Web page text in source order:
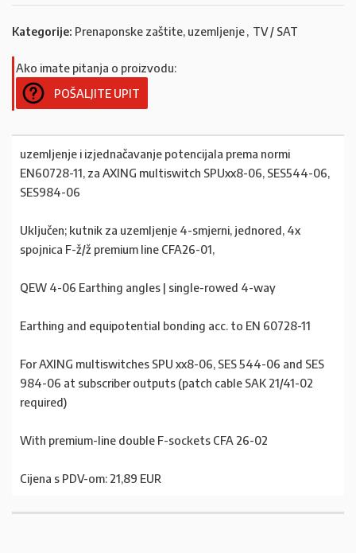
Kategorije: Prenaponske zaštite, uzemljenje, TV / SAT
Ako imate pitanja o proizvodu:
POŠALJITE UPIT
uzemljenje i izjednačavanje potencijala prema normi
EN60728-11, za AXING multiswitch SPUxx8-06, SES544-06,
SES984-06
Uključen; kutnik za uzemljenje 4-smjerni, jednored, 4x
spojnica F-ž/ž premium line CFA26-01,
QEW 4-06 Earthing angles | single-rowed 4-way
Earthing and equipotential bonding acc. to EN 60728-11
For AXING multiswitches SPU xx8-06, SES 544-06 and SES
984-06 at subscriber outputs (patch cable SAK 21/41-02
required)
With premium-line double F-sockets CFA 26-02
Cijena s PDV-om: 21,89 EUR